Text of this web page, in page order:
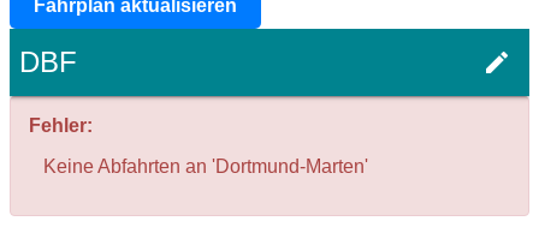
Fahrplan aktualisieren